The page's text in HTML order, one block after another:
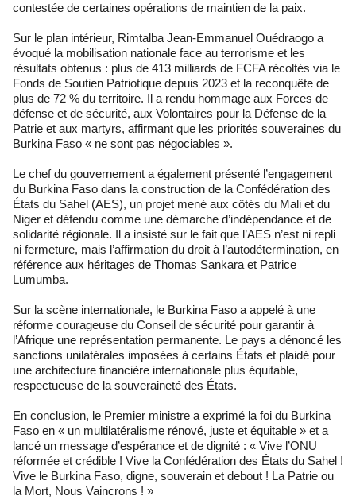
contestée de certaines opérations de maintien de la paix.
Sur le plan intérieur, Rimtalba Jean-Emmanuel Ouédraogo a
évoqué la mobilisation nationale face au terrorisme et les
résultats obtenus : plus de 413 milliards de FCFA récoltés via le
Fonds de Soutien Patriotique depuis 2023 et la reconquête de
plus de 72 % du territoire. Il a rendu hommage aux Forces de
défense et de sécurité, aux Volontaires pour la Défense de la
Patrie et aux martyrs, affirmant que les priorités souveraines du
Burkina Faso « ne sont pas négociables ».
Le chef du gouvernement a également présenté l’engagement
du Burkina Faso dans la construction de la Confédération des
États du Sahel (AES), un projet mené aux côtés du Mali et du
Niger et défendu comme une démarche d’indépendance et de
solidarité régionale. Il a insisté sur le fait que l’AES n’est ni repli
ni fermeture, mais l’affirmation du droit à l’autodétermination, en
référence aux héritages de Thomas Sankara et Patrice
Lumumba.
Sur la scène internationale, le Burkina Faso a appelé à une
réforme courageuse du Conseil de sécurité pour garantir à
l’Afrique une représentation permanente. Le pays a dénoncé les
sanctions unilatérales imposées à certains États et plaidé pour
une architecture financière internationale plus équitable,
respectueuse de la souveraineté des États.
En conclusion, le Premier ministre a exprimé la foi du Burkina
Faso en « un multilatéralisme rénové, juste et équitable » et a
lancé un message d’espérance et de dignité : « Vive l’ONU
réformée et crédible ! Vive la Confédération des États du Sahel !
Vive le Burkina Faso, digne, souverain et debout ! La Patrie ou
la Mort, Nous Vaincrons ! »